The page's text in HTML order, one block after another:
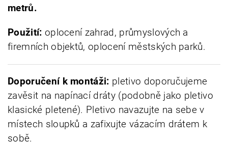
metrů.
Použití: oplocení zahrad, průmyslových a
firemních objektů, oplocení městských parků.
Doporučení k montáži: pletivo doporučujeme
zavěsit na napínací dráty (podobně jako pletivo
klasické pletené). Pletivo navazujte na sebe v
místech sloupků a zafixujte vázacím drátem k
sobě.